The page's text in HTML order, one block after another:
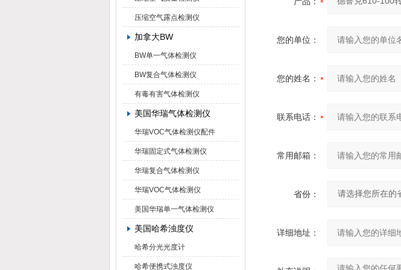
压缩空气露点检测仪
加拿大BW
BW单一气体检测仪
BW复合气体检测仪
有毒有害气体检测仪
美国华瑞气体检测仪
华瑞VOC气体检测仪配件
华瑞固定式气体检测仪
华瑞复合气体检测仪
华瑞VOC气体检测仪
美国华瑞单一气体检测仪
美国哈希浊度仪
哈希分光光度计
哈希便携式浊度仪
您的单位：
您的姓名：
联系电话：
常用邮箱：
省份：
详细地址：